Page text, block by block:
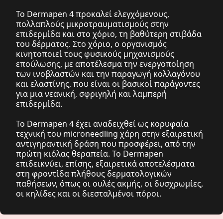
Το Dermapen 4 προκαλεί ελεγχόμενους,
πολλαπλούς μικροτραυματισμούς στην
επιδερμίδα και στο χόριο, τη βαθύτερη στιβάδα
του δέρματος. Στο χόριο, ο οργανισμός
κινητοποιεί τους φυσικούς μηχανισμούς
επούλωσης, με αποτέλεσμα την ενεργοποίηση
των ινοβλαστών και την παραγωγή κολλαγόνου
και ελαστίνης, που είναι οι βασικοί παράγοντες
για μια νεανική, σφριγηλή και λαμπερή
επιδερμίδα.
Το Dermapen 4 έχει αναδειχθεί ως κορυφαία
τεχνική του microneedling χάρη στην εξαιρετική
αντιγηραντική δράση που προσφέρει, από την
πρώτη κιόλας θεραπεία. Το Dermapen
επιδεικνύει, επίσης, εξαιρετικά αποτελέσματα
στη φροντίδα πλήθους δερματολογικών
παθήσεων, όπως οι ουλές ακμής, οι δυσχρωμίες,
οι κηλίδες και οι διεσταλμένοι πόροι.